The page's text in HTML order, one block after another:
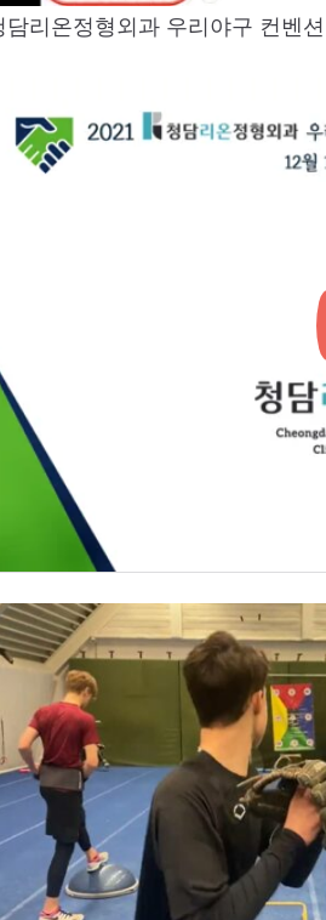
담리온정형외과 우리야구 컨벤